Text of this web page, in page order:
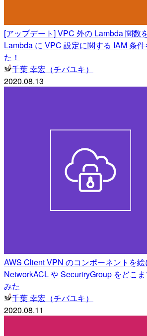
[アップデート] VPC 外の Lambda 関数
Lambda に VPC 設定に関する IAM 条
た！
千葉 幸宏（チバユキ）
2020.08.13
AWS Client VPN のコンポーネントを
NetworkACL や SecuriryGroup をどこ
みた
千葉 幸宏（チバユキ）
2020.08.11